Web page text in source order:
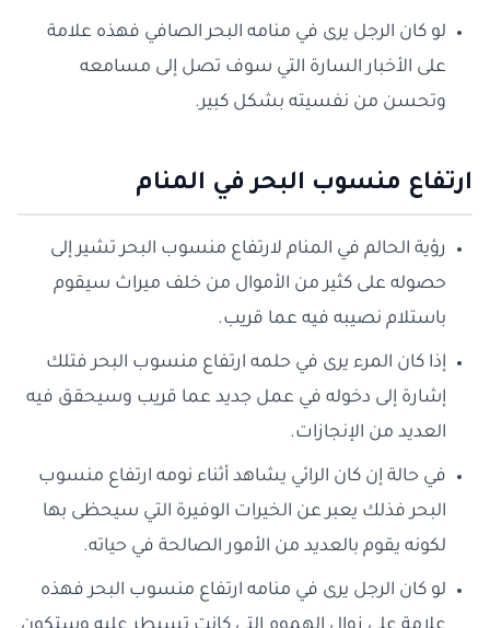
لو كان الرجل يرى في منامه البحر الصافي فهذه علامة
على الأخبار السارة التي سوف تصل إلى مسامعه
وتحسن من نفسيته بشكل كبير.
ارتفاع منسوب البحر في المنام
رؤية الحالم في المنام لارتفاع منسوب البحر تشير إلى
حصوله على كثير من الأموال من خلف ميراث سيقوم
باستلام نصيبه فيه عما قريب.
إذا كان المرء يرى في حلمه ارتفاع منسوب البحر فتلك
إشارة إلى دخوله في عمل جديد عما قريب وسيحقق فيه
العديد من الإنجازات.
في حالة إن كان الرائي يشاهد أثناء نومه ارتفاع منسوب
البحر فذلك يعبر عن الخيرات الوفيرة التي سيحظى بها
لكونه يقوم بالعديد من الأمور الصالحة في حياته.
لو كان الرجل يرى في منامه ارتفاع منسوب البحر فهذه